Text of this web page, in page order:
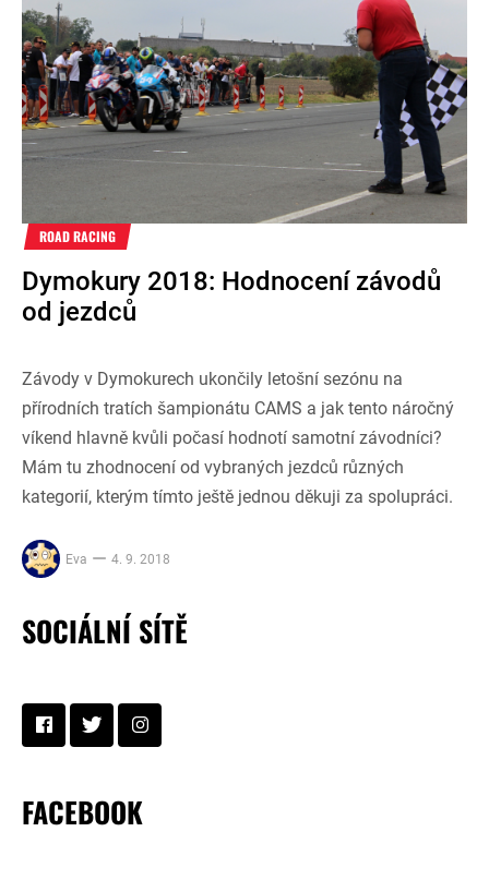
ROAD RACING
Dymokury 2018: Hodnocení závodů
od jezdců
Závody v Dymokurech ukončily letošní sezónu na
přírodních tratích šampionátu CAMS a jak tento náročný
víkend hlavně kvůli počasí hodnotí samotní závodníci?
Mám tu zhodnocení od vybraných jezdců různých
kategorií, kterým tímto ještě jednou děkuji za spolupráci.
Eva 4. 9. 2018
SOCIÁLNÍ SÍTĚ
FACEBOOK